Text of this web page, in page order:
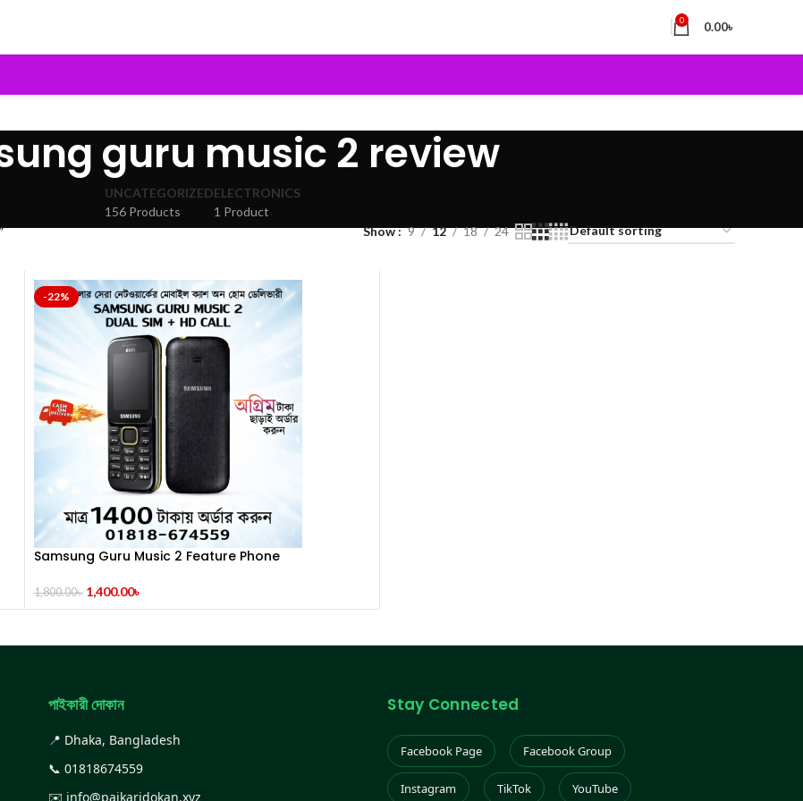
0 0.00৳
guru music 2 review
UNCATEGORIZED
156 Products
ELECTRONICS
1 Product
Show 9 12 18 24
-22%
Samsung Guru Music 2 Feature Phone
1,800.00৳ 1,400.00৳
পাইকারী দোকান
📍 Dhaka, Bangladesh
📞 01818674559
✉️ info@paikaridokan.xyz
Stay Connected
Facebook Page Facebook Group
Instagram TikTok YouTube